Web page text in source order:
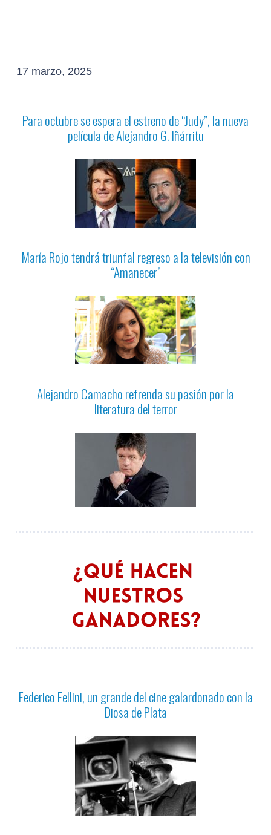
17 marzo, 2025
Para octubre se espera el estreno de “Judy”, la nueva
película de Alejandro G. Iñárritu
María Rojo tendrá triunfal regreso a la televisión con
“Amanecer”
Alejandro Camacho refrenda su pasión por la
literatura del terror
Federico Fellini, un grande del cine galardonado con la
Diosa de Plata